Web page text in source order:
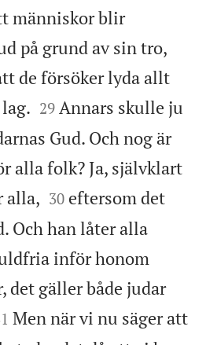
människor blir
på grund av sin tro,
de försöker lyda allt


29 Annars skulle ju
Gud. Och nog är
alla folk? Ja, självklart
alla, 

30 eftersom det
Och han låter alla
inför honom
det gäller både judar
Men när vi nu säger att